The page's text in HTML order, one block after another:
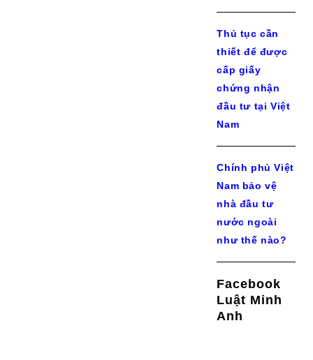
Thủ tục cần
thiết để được
cấp giấy
chứng nhận
đầu tư tại Việt
Nam
Chính phủ Việt
Nam bảo vệ
nhà đầu tư
nước ngoài
như thế nào?
Facebook
Luật Minh
Anh